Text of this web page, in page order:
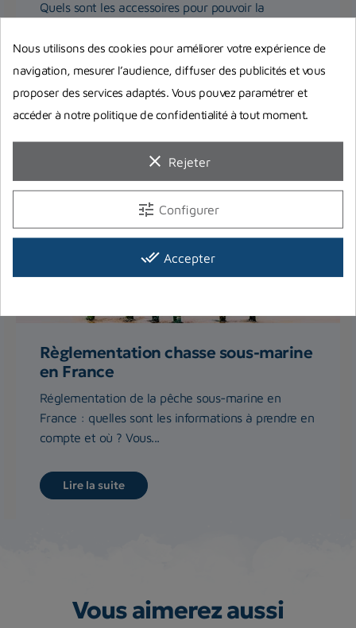
Quels sont les accessoires pour pouvoir la
de Planet Plongée...
Lire la suite
Règlementation chasse sous-marine
en France
Réglementation de la pêche sous-marine en
France : quelles sont les informations à prendre en
compte et où ? Vous...
Lire la suite
Vous aimerez aussi
Nous utilisons des cookies pour améliorer votre expérience de
navigation, mesurer l’audience, diffuser des publicités et vous
proposer des services adaptés. Vous pouvez paramétrer et
accéder à notre politique de confidentialité à tout moment.
clear Rejeter
tune Configurer
done_all Accepter